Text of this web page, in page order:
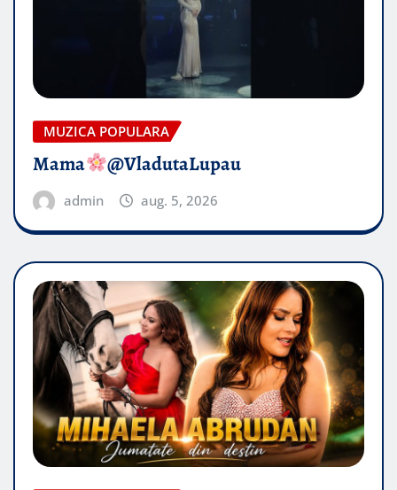
MUZICA POPULARA
Mama @VladutaLupau
admin aug. 5, 2026